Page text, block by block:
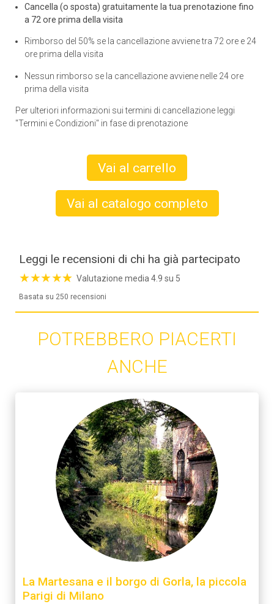
Cancella (o sposta) gratuitamente la tua prenotazione fino
a 72 ore prima della visita
Rimborso del 50% se la cancellazione avviene tra 72 ore e 24
ore prima della visita
Nessun rimborso se la cancellazione avviene nelle 24 ore
prima della visita
Per ulteriori informazioni sui termini di cancellazione leggi
"Termini e Condizioni" in fase di prenotazione
Vai al carrello
Vai al catalogo completo
Leggi le recensioni di chi ha già partecipato
★★★★☆
★ Valutazione media 4.9 su 5
Basata su 250 recensioni
POTREBBERO PIACERTI
ANCHE
La Martesana e il borgo di Gorla, la piccola
Parigi di Milano